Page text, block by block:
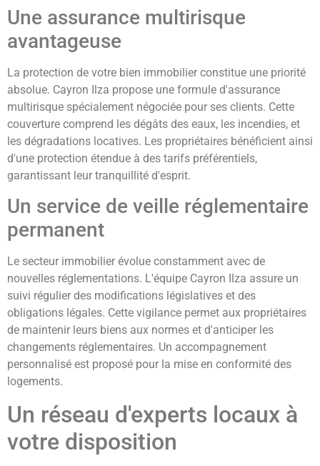
Une assurance multirisque
avantageuse
La protection de votre bien immobilier constitue une priorité
absolue. Cayron Ilza propose une formule d'assurance
multirisque spécialement négociée pour ses clients. Cette
couverture comprend les dégâts des eaux, les incendies, et
les dégradations locatives. Les propriétaires bénéficient ainsi
d'une protection étendue à des tarifs préférentiels,
garantissant leur tranquillité d'esprit.
Un service de veille réglementaire
permanent
Le secteur immobilier évolue constamment avec de
nouvelles réglementations. L'équipe Cayron Ilza assure un
suivi régulier des modifications législatives et des
obligations légales. Cette vigilance permet aux propriétaires
de maintenir leurs biens aux normes et d'anticiper les
changements réglementaires. Un accompagnement
personnalisé est proposé pour la mise en conformité des
logements.
Un réseau d'experts locaux à
votre disposition